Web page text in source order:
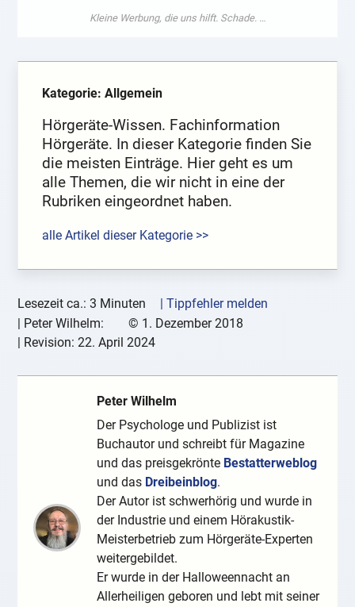
Kategorie: Allgemein
Hörgeräte-Wissen. Fachinformation
Hörgeräte. In dieser Kategorie finden Sie
die meisten Einträge. Hier geht es um
alle Themen, die wir nicht in eine der
Rubriken eingeordnet haben.
alle Artikel dieser Kategorie >>
Lesezeit ca.: 3 Minuten
| Tippfehler melden
Peter Wilhelm: © 1. Dezember 2018
| Revision:22. April 2024
Peter Wilhelm
Der Psychologe und Publizist ist
Buchautor und schreibt für Magazine
und das preisgekrönte Bestatterweblog
und das Dreibeinblog.
Der Autor ist schwerhörig und wurde in
der Industrie und einem Hörakustik-
Meisterbetrieb zum Hörgeräte-Experten
weitergebildet.
Er wurde in der Halloweennacht an
Allerheiligen geboren und lebt mit seiner